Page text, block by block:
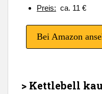
Preis: ca. 11 €
Bei Amazon
> Kettlebell